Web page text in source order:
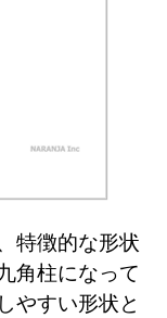
特徴的な形状
角柱になって
やすい形状と